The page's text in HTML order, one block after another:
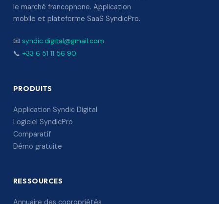
le marché francophone. Application
mobile et plateforme SaaS SyndicPro.
📧 syndic.digital@gmail.com
📞 +33 6 51 11 56 90
PRODUITS
Application Syndic Digital
Logiciel SyndicPro
Comparatif
Démo gratuite
RESSOURCES
Annuaire des copropriétés